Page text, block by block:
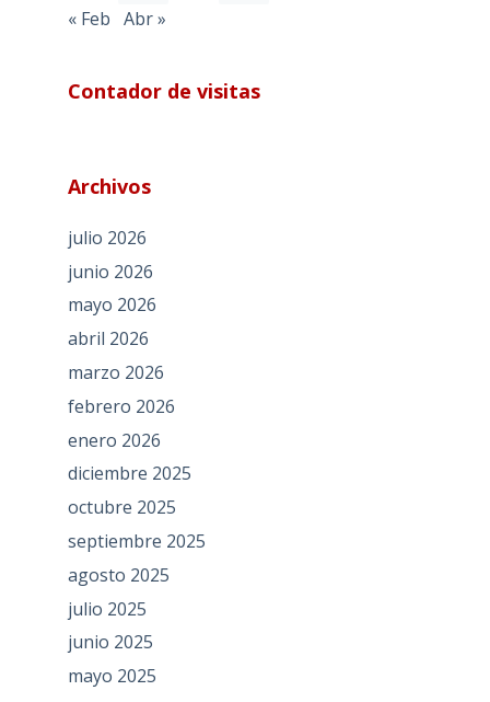
« Feb Abr »
Contador de visitas
Archivos
julio 2026
junio 2026
mayo 2026
abril 2026
marzo 2026
febrero 2026
enero 2026
diciembre 2025
octubre 2025
septiembre 2025
agosto 2025
julio 2025
junio 2025
mayo 2025